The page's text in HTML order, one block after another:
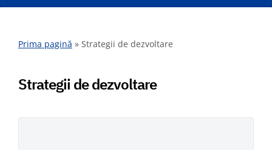
Prima pagină » Strategii de dezvoltare
Strategii de dezvoltare